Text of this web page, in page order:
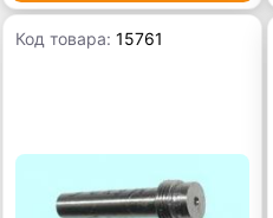
Код товара:15761